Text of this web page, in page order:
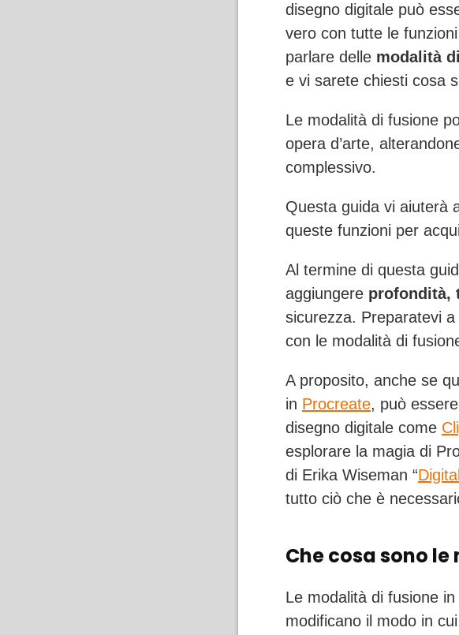
disegno digitale può
vero con tutte le
parlare delle modalità
e vi sarete chiesti cosa
Le modalità di fusione
opera d’arte,
complessivo.
Questa guida vi aiuterà
queste funzioni per
Al termine di questa
aggiungere profondità,
sicurezza. Preparatevi
con le modalità di
A proposito, anche se
in Procreate, può
disegno digitale come
esplorare la magia di
di Erika Wiseman “
tutto ciò che è
Che cosa sono
Le modalità di fusione
modificano il modo in cui